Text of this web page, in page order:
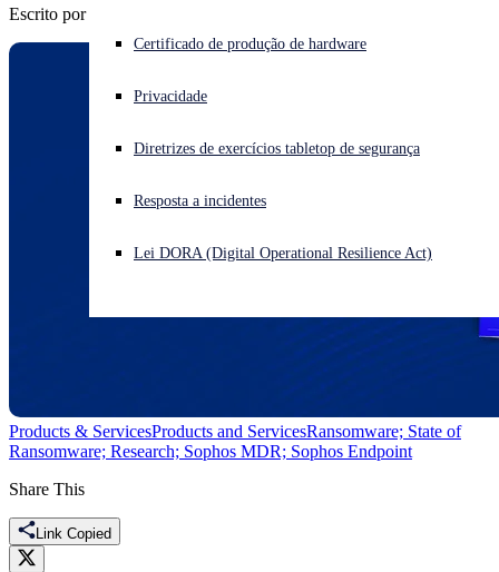
Enfrentando um ataque cibernético? Obtenha ajuda imediata
Português (Brasil) Open language switcher
Certificado de produção de hardware
Privacidade
Diretrizes de exercícios tabletop de segurança
Resposta a incidentes
Lei DORA (Digital Operational Resilience Act)
Escrito por
Products & ServicesProducts and ServicesRansomware; State of
Ransomware; Research; Sophos MDR; Sophos Endpoint
Share This
Link Copied